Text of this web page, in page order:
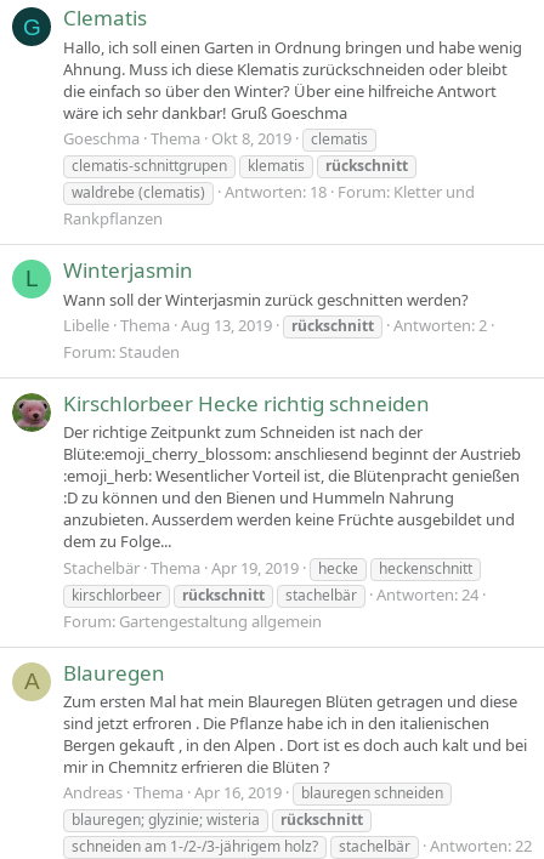
G Clematis
Hallo, ich soll einen Garten in Ordnung bringen und habe wenig
Ahnung. Muss ich diese Klematis zurückschneiden oder bleibt
die einfach so über den Winter? Über eine hilfreiche Antwort
wäre ich sehr dankbar! Gruß Goeschma
Goeschma Thema Okt 8, 2019
clematis
clematis-schnittgrupen
klematis
rückschnitt
waldrebe (clematis)
Antworten: 18 Forum: Kletter und
Rankpflanzen
L Winterjasmin
Wann soll der Winterjasmin zurück geschnitten werden?
Libelle Thema Aug 13, 2019 rückschnitt
Antworten: 2
Forum: Stauden
Kirschlorbeer Hecke richtig schneiden
Der richtige Zeitpunkt zum Schneiden ist nach der
Blüte:emoji_cherry_blossom: anschliesend beginnt der Austrieb
:emoji_herb: Wesentlicher Vorteil ist, die Blütenpracht genießen
:D zu können und den Bienen und Hummeln Nahrung
anzubieten. Ausserdem werden keine Früchte ausgebildet und
dem zu Folge...
Stachelbär Thema Apr 19, 2019 hecke
heckenschnitt
kirschlorbeer
rückschnitt stachelbär
Antworten: 24
Forum: Gartengestaltung allgemein
A Blauregen
Zum ersten Mal hat mein Blauregen Blüten getragen und diese
sind jetzt erfroren . Die Pflanze habe ich in den italienischen
Bergen gekauft , in den Alpen . Dort ist es doch auch kalt und bei
mir in Chemnitz erfrieren die Blüten ?
Andreas Thema Apr 16, 2019
blauregen schneiden
blauregen; glyzinie; wisteria
rückschnitt
schneiden am 1-/2-/3-jährigem holz?
stachelbär
Antworten: 22